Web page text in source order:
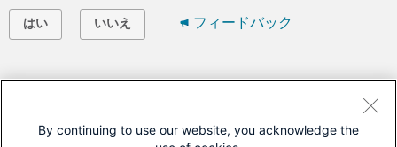
はい いいえ フィードバック
サポート ケースをオープン
By continuing to use our website, you acknowledge the